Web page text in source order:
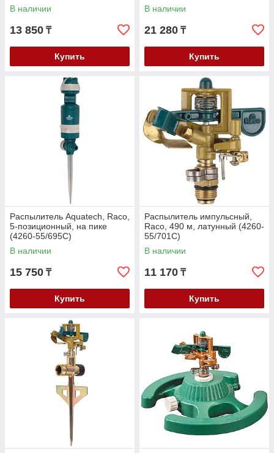
регулируемый, 15 сопел
(4260-55/681C)
В наличии
13 850 ₸
Купить
регулируемый, 18 сопел
(4260-55/691)
В наличии
21 280 ₸
Купить
Распылитель Aquatech, Raco,
5-позиционный, на пике
(4260-55/695C)
В наличии
15 750 ₸
Купить
Распылитель импульсный,
Raco, 490 м, латунный (4260-
55/701C)
В наличии
11 170 ₸
Купить